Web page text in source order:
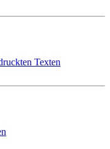
Texten